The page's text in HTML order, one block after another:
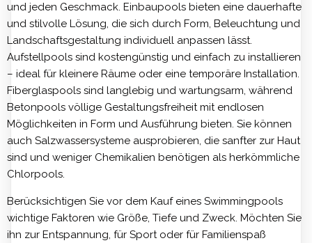
und jeden Geschmack. Einbaupools bieten eine dauerhafte
und stilvolle Lösung, die sich durch Form, Beleuchtung und
Landschaftsgestaltung individuell anpassen lässt.
Aufstellpools sind kostengünstig und einfach zu installieren
– ideal für kleinere Räume oder eine temporäre Installation.
Fiberglaspools sind langlebig und wartungsarm, während
Betonpools völlige Gestaltungsfreiheit mit endlosen
Möglichkeiten in Form und Ausführung bieten. Sie können
auch Salzwassersysteme ausprobieren, die sanfter zur Haut
sind und weniger Chemikalien benötigen als herkömmliche
Chlorpools.
Berücksichtigen Sie vor dem Kauf eines Swimmingpools
wichtige Faktoren wie Größe, Tiefe und Zweck. Möchten Sie
ihn zur Entspannung, für Sport oder für Familienspaß